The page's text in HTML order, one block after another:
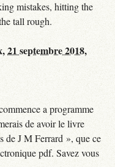
mistakes, hitting the
tall rough.
21 septembre 2018,
a programme
de avoir le livre
de J M Ferrard », que ce
pdf. Savez vous